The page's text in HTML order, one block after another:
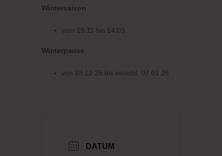
Wintersaison
vom 15.11 bis 14.03
Winterpause
von 23.12.25 bis einschl. 07.01.26
DATUM